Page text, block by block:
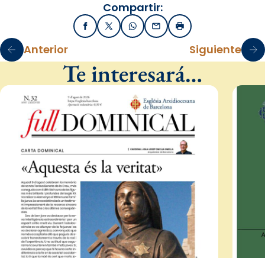
Compartir:
FacebookX / TwitterWhatsApp
EmailImprimir
Anterior Siguiente
Te interesará…